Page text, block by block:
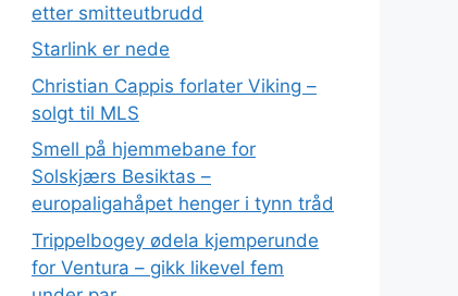
etter smitteutbrudd
Starlink er nede
Christian Cappis forlater Viking –
solgt til MLS
Smell på hjemmebane for
Solskjærs Besiktas –
europaligahåpet henger i tynn tråd
Trippelbogey ødela kjemperunde
for Ventura – gikk likevel fem